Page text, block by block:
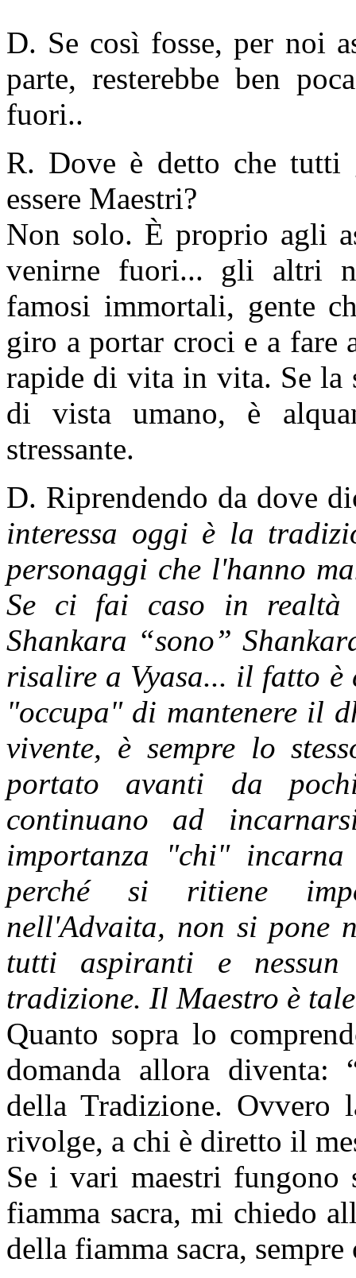
D. Se così fosse, per noi
parte, resterebbe ben
fuori..
R. Dove è detto che tutti
essere Maestri?
Non solo. È proprio agli
venirne fuori... gli altri
famosi immortali, gente
giro a portar croci e a fare
rapide di vita in vita. Se la
di vista umano, è
stressante.
D. Riprendendo da dove
interessa oggi è la
personaggi che l'hanno
Se ci fai caso in realtà
Shankara “sono”
risalire a Vyasa... il fatto
"occupa" di mantenere il
vivente, è sempre lo
portato avanti da
continuano ad
importanza "chi" incarna
perché si ritiene
nell'Advaita, non si pone
tutti aspiranti e
tradizione. Il Maestro è
Quanto sopra lo
domanda allora diventa:
della Tradizione. Ovvero
rivolge, a chi è diretto il
Se i vari maestri fungono
fiamma sacra, mi chiedo
della fiamma sacra, sempre